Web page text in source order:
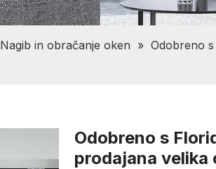
Nagib in obračanje oken » Odobreno
Odobreno s
prodajana velika